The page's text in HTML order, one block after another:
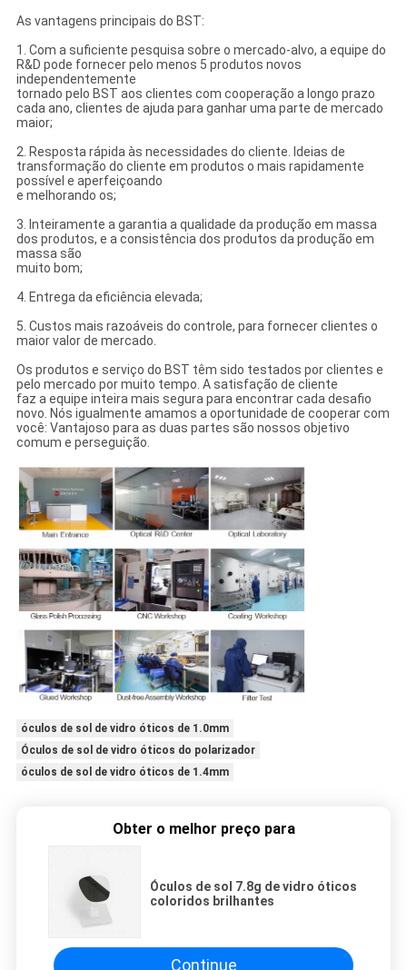
As vantagens principais do BST:
1. Com a suficiente pesquisa sobre o mercado-alvo, a equipe do
R&D pode fornecer pelo menos 5 produtos novos
independentemente
tornado pelo BST aos clientes com cooperação a longo prazo
cada ano, clientes de ajuda para ganhar uma parte de mercado
maior;
2. Resposta rápida às necessidades do cliente. Ideias de
transformação do cliente em produtos o mais rapidamente
possível e aperfeiçoando
e melhorando os;
3. Inteiramente a garantia a qualidade da produção em massa
dos produtos, e a consistência dos produtos da produção em
massa são
muito bom;
4. Entrega da eficiência elevada;
5. Custos mais razoáveis do controle, para fornecer clientes o
maior valor de mercado.
Os produtos e serviço do BST têm sido testados por clientes e
pelo mercado por muito tempo. A satisfação de cliente
faz a equipe inteira mais segura para encontrar cada desafio
novo. Nós igualmente amamos a oportunidade de cooperar com
você: Vantajoso para as duas partes são nossos objetivo
comum e perseguição.
óculos de sol de vidro óticos de 1.0mm
Óculos de sol de vidro óticos do polarizador
óculos de sol de vidro óticos de 1.4mm
Obter o melhor preço para
Óculos de sol 7.8g de vidro óticos
coloridos brilhantes
Continue